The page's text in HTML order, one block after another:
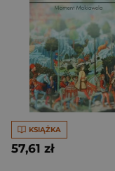
KSIĄŻKA
57,61 zł